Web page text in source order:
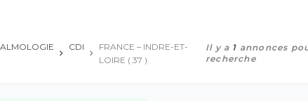
CDI
FRANCE – INDRE-ET-
LOIRE ( 37 )
Il y a 1 annonces
recherche